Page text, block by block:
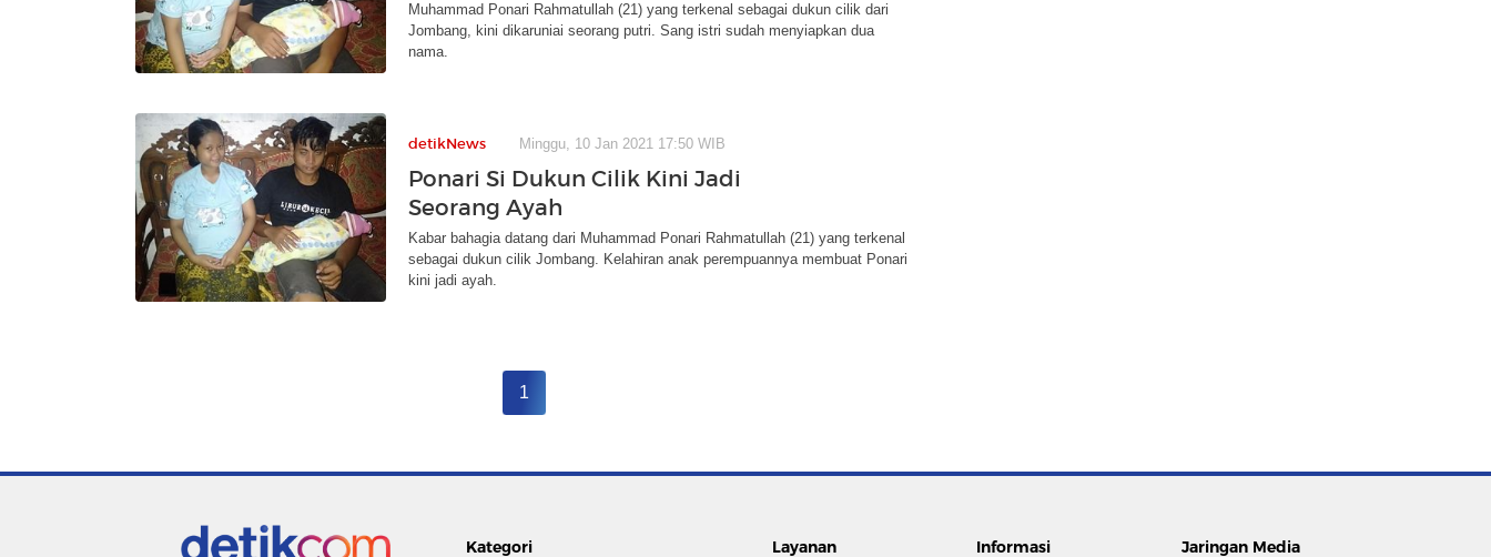
Muhammad Ponari Rahmatullah (21) yang terkenal sebagai dukun cilik dari
Jombang, kini dikaruniai seorang putri. Sang istri sudah menyiapkan dua
nama.
detikNews Minggu, 10 Jan 2021 17:50 WIB
Ponari Si Dukun Cilik Kini Jadi
Seorang Ayah
Kabar bahagia datang dari Muhammad Ponari Rahmatullah (21) yang terkenal
sebagai dukun cilik Jombang. Kelahiran anak perempuannya membuat Ponari
kini jadi ayah.
1
Kategori Layanan Informasi Jaringan Media